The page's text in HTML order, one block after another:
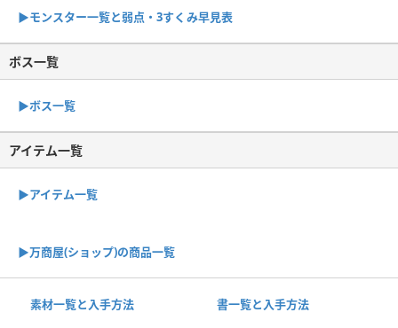
▶︎モンスター一覧と弱点・3すくみ早見表
ボス一覧
▶︎ボス一覧
アイテム一覧
▶アイテム一覧
▶︎万商屋(ショップ)の商品一覧
素材一覧と入手方法 書一覧と入手方法